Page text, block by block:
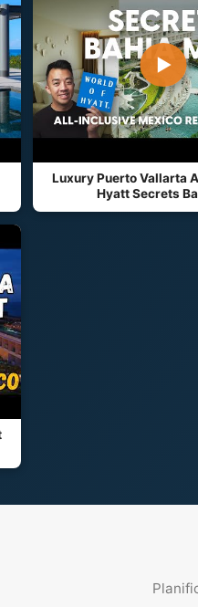
▶
Luxury Puerto Vallarta
Hyatt Secrets